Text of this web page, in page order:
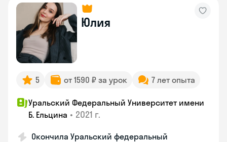
Юлия
5 от 1590 ₽ за урок 7 лет опыта
Уральский Федеральный Университет имени
Б. Ельцина • 2021 г.
Окончила Уральский федеральный